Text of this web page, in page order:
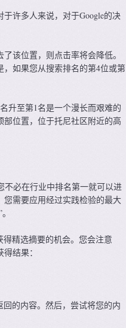
许多人来说，对于Google的决
该位置，则点击率将会降低。
如果您从搜索排名的第4位或第
升至第1名是一个漫长而艰难的
位置，位于托尼社区附近的高
不必在行业中排名第一就可以进
需要应用经过实践检验的最大
精选摘要的机会。您会注意
结果：
的内容。然后，尝试将您的内